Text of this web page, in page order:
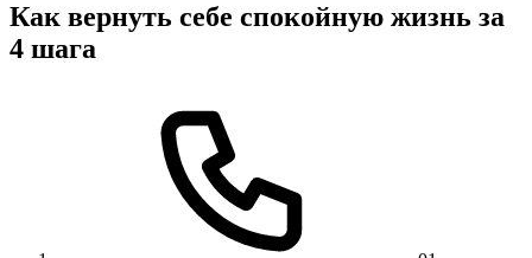
Как вернуть себе спокойную жизнь за
4 шага